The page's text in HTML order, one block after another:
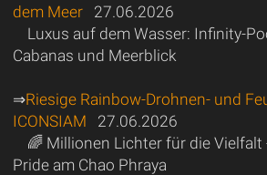
dem Meer27.06.2026
Luxus auf dem Wasser: Infinity-
Cabanas und Meerblick
⇒Riesige Rainbow-Drohnen- und
ICONSIAM 27.06.2026
🌈 Millionen Lichter für die Vielfalt
Pride am Chao Phraya